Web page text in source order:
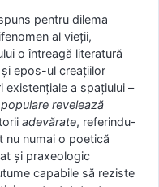
pentru dilema
al vieții,
o întreagă literatură
epos-ul creațiilor
existențiale a spațiului –
revelează
adevărate, referindu-
nu numai o poetică
și praxeologic
capabile să reziste